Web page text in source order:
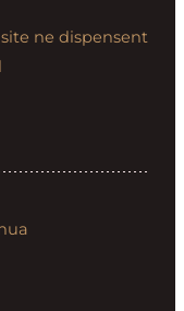
ne dispensent